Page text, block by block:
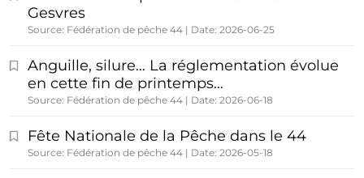
Gesvres
Source: Fédération de pêche 44 Date: 2026-06-25
Anguille, silure… La réglementation évolue
en cette fin de printemps…
Source: Fédération de pêche 44 Date: 2026-06-18
Fête Nationale de la Pêche dans le 44
Source: Fédération de pêche 44 Date: 2026-05-18